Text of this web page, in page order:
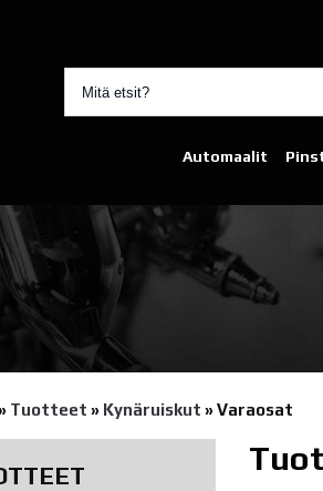
Automaalit
Tuotteet » Kynäruiskut » Varaosat